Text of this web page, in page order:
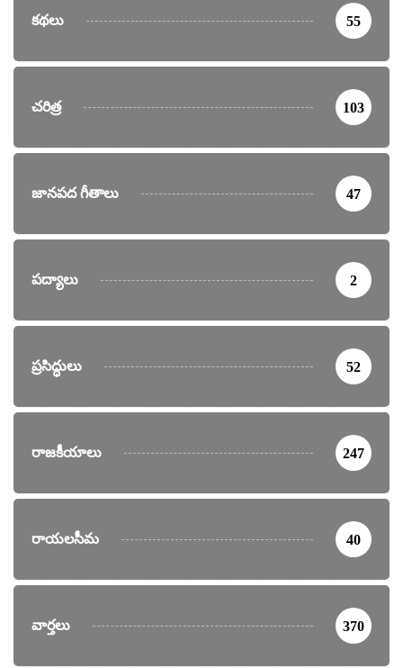
కథలు 55
చరిత్ర 103
జానపద గీతాలు 47
పద్యాలు 2
ప్రసిద్ధులు 52
రాజకీయాలు 247
రాయలసీమ 40
వార్తలు 370